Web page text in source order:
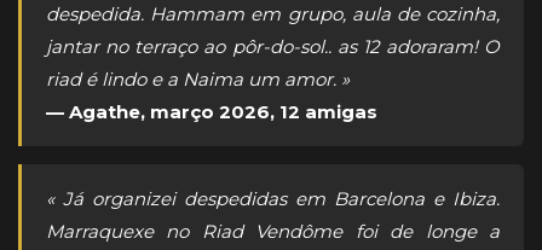
despedida. Hammam em grupo, aula de cozinha,
jantar no terraço ao pôr-do-sol.. as 12 adoraram! O
riad é lindo e a Naima um amor. »
— Agathe, março 2026, 12 amigas
« Já organizei despedidas em Barcelona e Ibiza.
Marraquexe no Riad Vendôme foi de longe a